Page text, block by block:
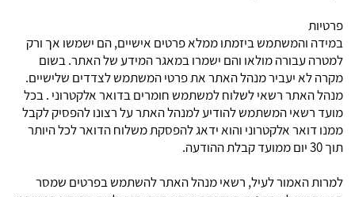
פרטיות
במידה והמשתמש ביזמתו ממלא פרטים אישיים, הם ישמשו אך ורק
למטרה עבורה מולאו והם ישמרו במאגר המידע של האתר. בשום
מקרה לא יעביר מנהל האתר את פרטי המשתמש לצדדים שלישיים.
מנהל האתר רשאי לשלוח למשתמש חומרים בדואר אלקטרוני . בכל
מועד רשאי המשתמש להודיע למנהל האתר על רצונו להפסיק לקבל
ממנו דואר אלקטרוני והוא ידאג להפסקת משלוח הדואר לכל היותר
תוך 30 יום ממועד קבלת ההודעה.
למרות האמור לעיל, רשאי מנהל האתר להשתמש בפרטים שמסר